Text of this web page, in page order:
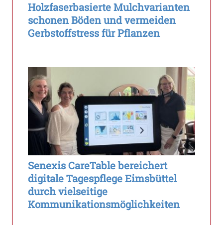
Holzfaserbasierte Mulchvarianten
schonen Böden und vermeiden
Gerbstoffstress für Pflanzen
Senexis CareTable bereichert
digitale Tagespflege Eimsbüttel
durch vielseitige
Kommunikationsmöglichkeiten